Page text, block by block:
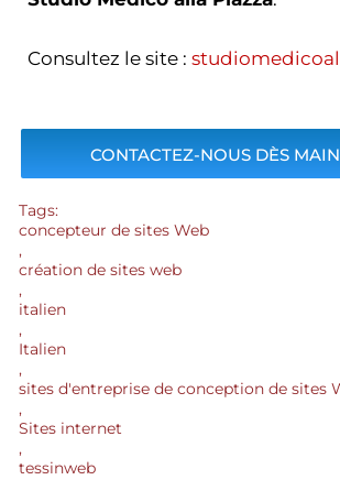
Consultez le site :
CONTACTEZ-NOUS DÈS
Tags:
concepteur de sites Web
,
création de sites web
,
italien
,
Italien
,
sites d'entreprise de conception de sites
,
Sites internet
,
tessinweb